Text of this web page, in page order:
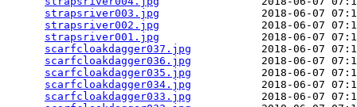
strapsriver003.jpg
2018-06-07
strapsriver002.jpg
2018-06-07
strapsriver001.jpg
2018-06-07
scarfcloakdagger037.jpg
2018-06-07
scarfcloakdagger036.jpg
2018-06-07
scarfcloakdagger035.jpg
2018-06-07
scarfcloakdagger034.jpg
2018-06-07
scarfcloakdagger033.jpg
2018-06-07